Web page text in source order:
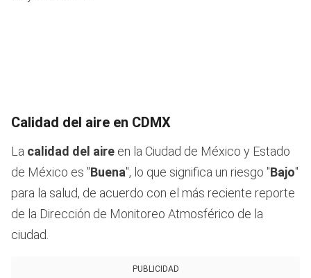
Calidad del aire en CDMX
La calidad del aire en la Ciudad de México y Estado
de México es "Buena", lo que significa un riesgo "Bajo"
para la salud, de acuerdo con el más reciente reporte
de la Dirección de Monitoreo Atmosférico de la
ciudad.
PUBLICIDAD